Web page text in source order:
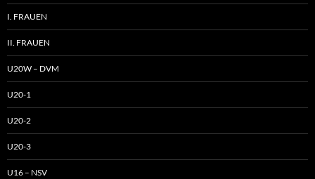
I. FRAUEN
II. FRAUEN
U20W – DVM
U20-1
U20-2
U20-3
U16 – NSV